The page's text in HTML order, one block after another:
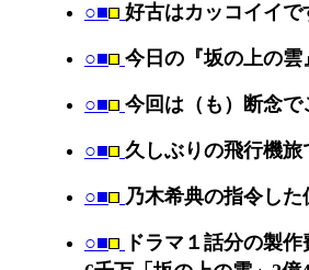
○■ 好古はカッコイイで
○■ 今日の『坂の上の雲
○■ 今回は（も）断念で
○■ 久しぶりの飛行機旅
○■ 乃木希典の指令した
○■ ドラマ１話分の製